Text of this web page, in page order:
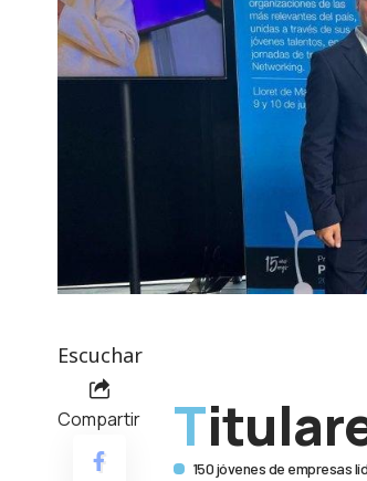
Escuchar
Compartir
150 jóvenes de empresas